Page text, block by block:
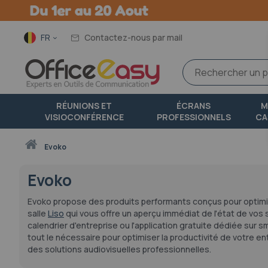
Langue
FR Contactez-nous par mail
RÉUNIONS ET
VISIOCONFÉRENCE
ÉCRANS
PROFESSIONNELS
Accueil
evoko
Evoko
Evoko propose des produits performants conçus pour
salle Liso qui vous offre un aperçu immédiat de l'état de
calendrier d'entreprise ou l'application gratuite dédiée sur
tout le nécessaire pour optimiser la productivité de votre
des solutions audiovisuelles professionnelles.